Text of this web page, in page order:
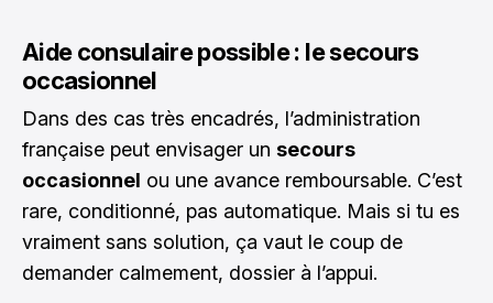
Aide consulaire possible : le secours
occasionnel
Dans des cas très encadrés, l’administration
française peut envisager un secours
occasionnel ou une avance remboursable. C’est
rare, conditionné, pas automatique. Mais si tu es
vraiment sans solution, ça vaut le coup de
demander calmement, dossier à l’appui.